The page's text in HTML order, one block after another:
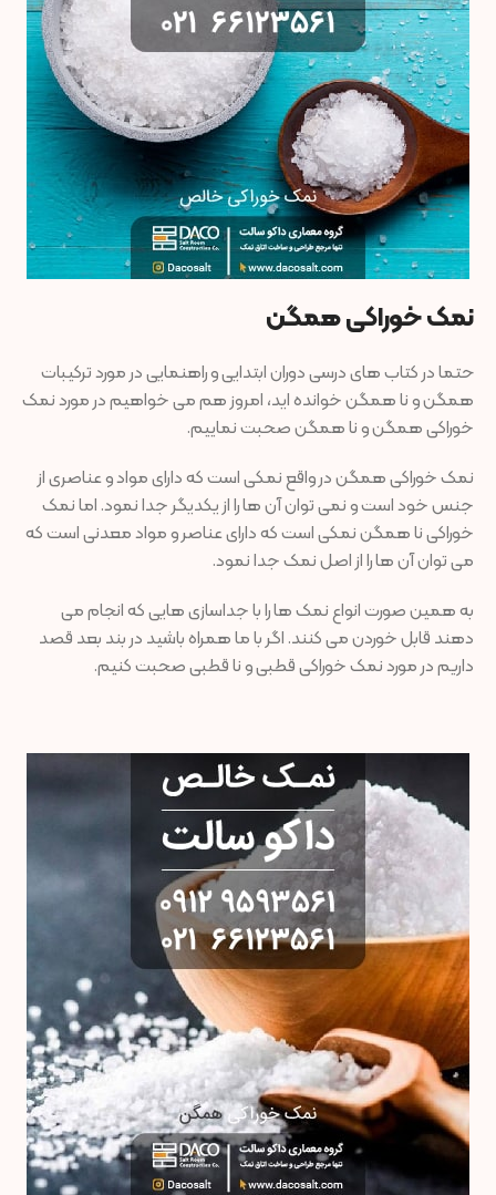
نمک خوراکی همگن
حتما در کتاب های درسی دوران ابتدایی و راهنمایی در مورد ترکیبات
همگن و نا همگن خوانده اید، امروز هم می خواهیم در مورد نمک
خوراکی همگن و نا همگن صحبت نماییم.
نمک خوراکی همگن در واقع نمکی است که دارای مواد و عناصری از
جنس خود است و نمی توان آن ها را از یکدیگر جدا نمود. اما نمک
خوراکی نا همگن نمکی است که دارای عناصر و مواد معدنی است که
می توان آن ها را از اصل نمک جدا نمود.
به همین صورت انواع نمک ها را با جداسازی هایی که انجام می
دهند قابل خوردن می کنند. اگر با ما همراه باشید در بند بعد قصد
داریم در مورد نمک خوراکی قطبی و نا قطبی صحبت کنیم.